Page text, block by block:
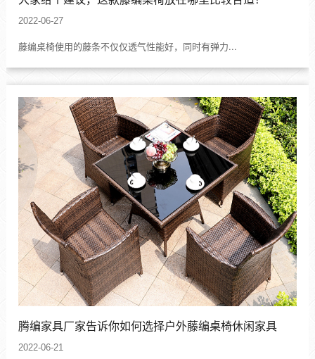
2022-06-27
藤编桌椅使用的藤条不仅仅透气性能好，同时有弹力...
腾编家具厂家告诉你如何选择户外藤编桌椅休闲家具
2022-06-21